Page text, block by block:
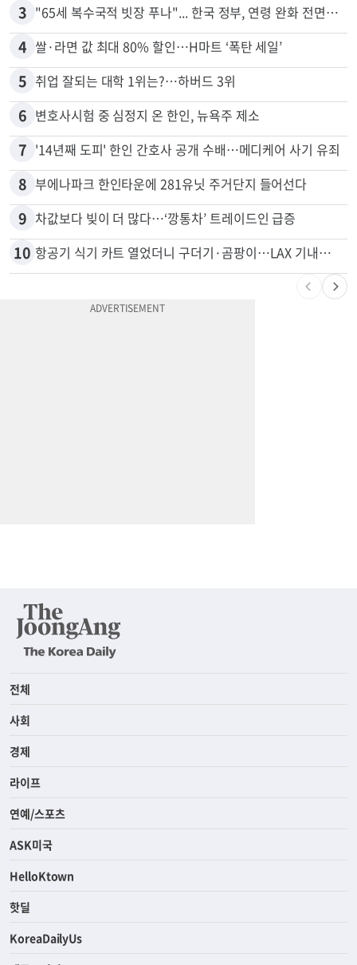
3 "65세 복수국적 빗장 푸나"... 한국 정부, 연령 완화 전면 추진
4 쌀·라면 값 최대 80% 할인…H마트 ‘폭탄 세일’
5 취업 잘되는 대학 1위는?…하버드 3위
6 변호사시험 중 심정지 온 한인, 뉴욕주 제소
7 '14년째 도피' 한인 간호사 공개 수배…메디케어 사기 유죄
8 부에나파크 한인타운에 281유닛 주거단지 들어선다
9 차값보다 빚이 더 많다…‘깡통차’ 트레이드인 급증
10 항공기 식기 카트 열었더니 구더기·곰팡이…LAX 기내식 업체 논란
전체
사회
경제
라이프
연예/스포츠
ASK미국
HelloKtown
핫딜
KoreaDailyUs